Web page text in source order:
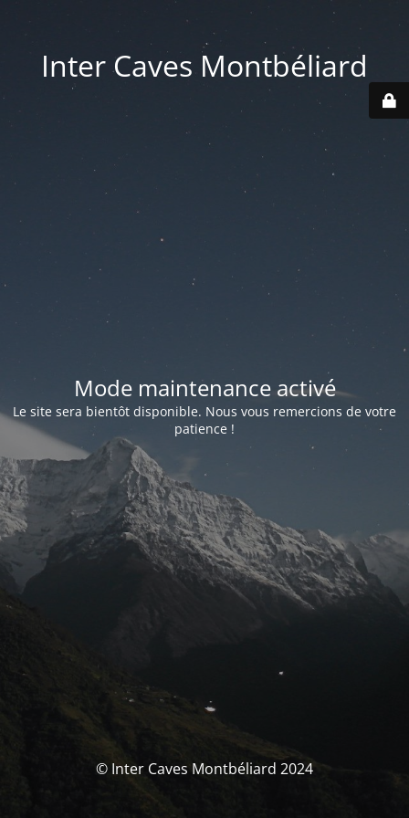
Inter Caves Montbéliard
Mode maintenance activé
Le site sera bientôt disponible. Nous vous remercions de votre
patience !
© Inter Caves Montbéliard 2024